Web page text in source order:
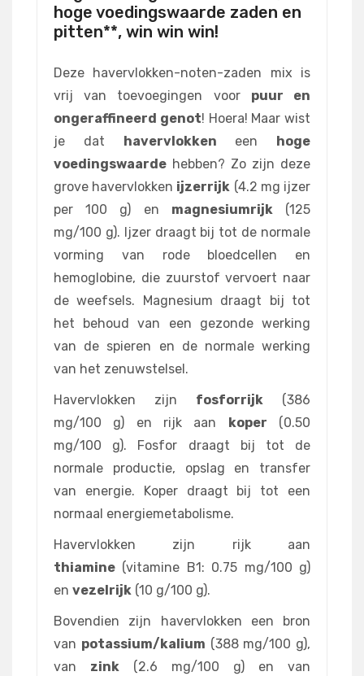
hoge voedingswaarde zaden en
pitten**, win win win!
Deze havervlokken-noten-zaden mix is
vrij van toevoegingen voor puur en
ongeraffineerd genot! Hoera! Maar wist
je dat havervlokken een hoge
voedingswaarde hebben? Zo zijn deze
grove havervlokken ijzerrijk (4.2 mg ijzer
per 100 g) en magnesiumrijk(125
mg/100 g). Ijzer draagt bij tot de normale
vorming van rode bloedcellen en
hemoglobine, die zuurstof vervoert naar
de weefsels. Magnesium draagt bij tot
het behoud van een gezonde werking
van de spieren en de normale werking
van het zenuwstelsel.
Havervlokken zijn fosforrijk (386
mg/100 g) en rijk aan koper (0.50
mg/100 g). Fosfor draagt bij tot de
normale productie, opslag en transfer
van energie. Koper draagt bij tot een
normaal energiemetabolisme.
Havervlokken zijn rijk aan
thiamine (vitamine B1: 0.75 mg/100 g)
en vezelrijk (10 g/100 g).
Bovendien zijn havervlokken een bron
van potassium/kalium (388 mg/100 g),
van zink (2.6 mg/100 g) en van